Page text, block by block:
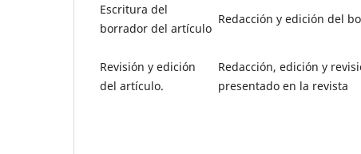
Escritura del
borrador del artículo
Redacción y edición del
Revisión y edición
del artículo.
Redacción, edición y
presentado en la revista